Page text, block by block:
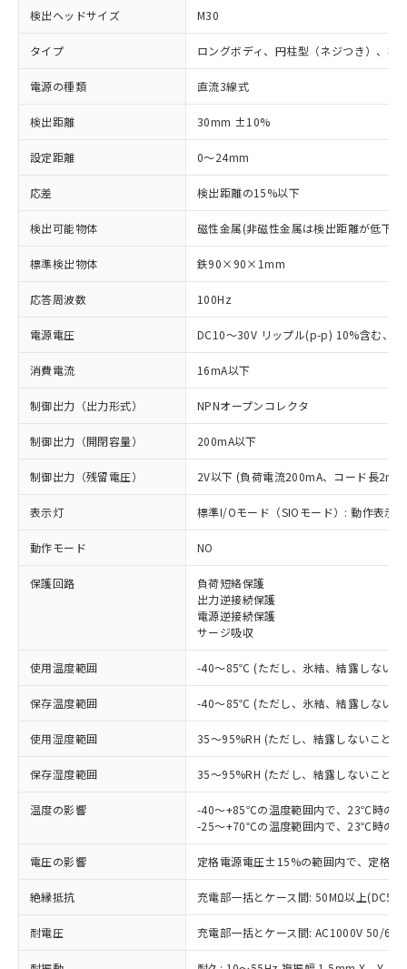
検出ヘッドサイズ M30
タイプ ロングボディ、円柱型（ネジつき）、非
電源の種類 直流3線式
検出距離 30mm ±10%
設定距離 0～24mm
応差 検出距離の15%以下
検出可能物体 磁性金属(非磁性金属は検出距離が低下し
標準検出物体 鉄90×90×1mm
応答周波数 100Hz
電源電圧 DC10～30V リップル(p-p) 10%含む、
消費電流 16mA以下
制御出力（出力形式） NPNオープンコレクタ
制御出力（開閉容量） 200mA以下
制御出力（残留電圧） 2V以下 (負荷電流200mA、コード長2m
表示灯 標準I/Oモード（SIOモード）: 動作表示
動作モード NO
保護回路
負荷短絡保護
出力逆接続保護
電源逆接続保護
サージ吸収
使用温度範囲 -40～85℃ (ただし、氷結、結露しないこ
保存温度範囲 -40～85℃ (ただし、氷結、結露しないこ
使用湿度範囲 35～95%RH (ただし、結露しないこと)
保存湿度範囲 35～95%RH (ただし、結露しないこと)
温度の影響
-40～+85℃の温度範囲内で、23℃時の
-25～+70℃の温度範囲内で、23℃時の
電圧の影響 定格電源電圧±15%の範囲内で、定格
絶縁抵抗 充電部一括とケース間: 50MΩ以上
耐電圧 充電部一括とケース間: AC1000V 50/
ご利用条件
以下の条件をお読みいただき、同意のうえ
ご利用ください。
本サービスは、当社制御機器事業取扱
商品の当社在庫状況および標準価格
(税抜)を提供させていただくもので
当社制御機器事業取扱商品の中には、
本サービスの対象外となる商品もある
ことをご了承ください。
在庫状況および標準価格照会結果は、
記載している更新日時点での社内デー
※1 対応状況
対応済み：EU RoHS指令（10物質）の
非含有に対応した製品が提供可能な商品で
す。
対応予定：EU RoHS指令（10物質）の非含
有に対応した製品に切り替える予定のある
対応予定なし：EU RoHS指令（10物質）の
非含有に非対応の商品で、対応品を出す予
定はありません。
調査・確認中：EU RoHS指令（10物質）の
非含有の対応状況を調査中または確認中の
非該当品：ライセンス料など無形物で、有
仕入先様の事情により、非含有部品として
いたものが、含有品と判明した場合などや
むを得ず変更することがあります。
※1 中国RoHS○×表
「○」：最大均質材料含有率が中国RoHSの
基準値以下であることを示します。
「×」：最大均質材料含有率が中国RoHSの
「－」：未確認です。当社販売部門へお問
い合わせください。
当社は、これら貴社製品のうち、外国
為替および外国貿易法に定める商品
（以下｢規制貨物等」という）を輸出